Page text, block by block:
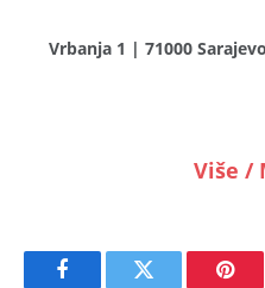
Vrbanja 1 | 71000
Više /